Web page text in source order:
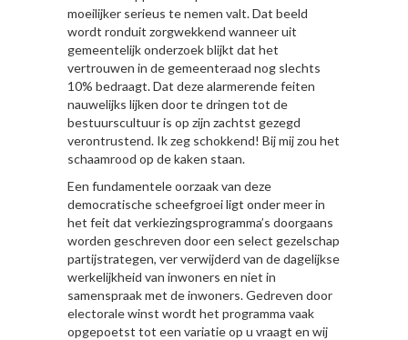
moeilijker serieus te nemen valt. Dat beeld
wordt ronduit zorgwekkend wanneer uit
gemeentelijk onderzoek blijkt dat het
vertrouwen in de gemeenteraad nog slechts
10% bedraagt. Dat deze alarmerende feiten
nauwelijks lijken door te dringen tot de
bestuurscultuur is op zijn zachtst gezegd
verontrustend. Ik zeg schokkend! Bij mij zou het
schaamrood op de kaken staan.
Een fundamentele oorzaak van deze
democratische scheefgroei ligt onder meer in
het feit dat verkiezingsprogramma’s doorgaans
worden geschreven door een select gezelschap
partijstrategen, ver verwijderd van de dagelijkse
werkelijkheid van inwoners en niet in
samenspraak met de inwoners. Gedreven door
electorale winst wordt het programma vaak
opgepoetst tot een variatie op u vraagt en wij